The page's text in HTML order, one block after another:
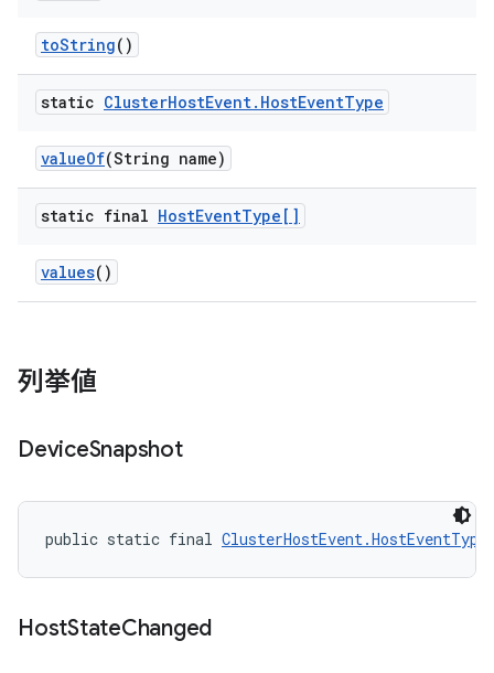
toString()
static ClusterHostEvent. HostEventType
valueOf(String name)
static final HostEventType[]
values()
列挙値
DeviceSnapshot
public static final ClusterHostEvent.HostEventType
HostStateChanged